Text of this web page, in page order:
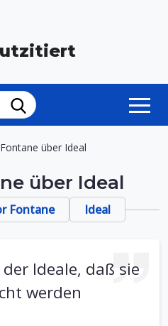
über Ideal
über Ideal
Fontane Ideal
Ideale, daß sie
werden